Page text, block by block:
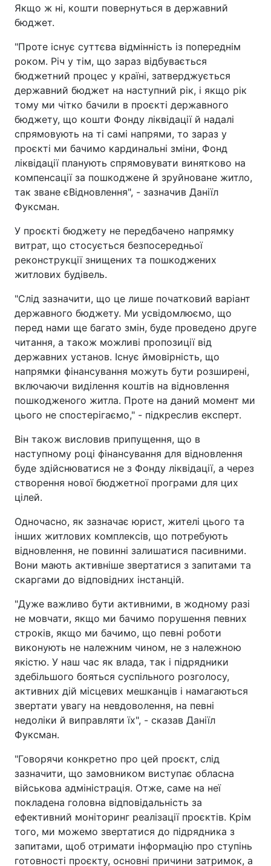
Якщо ж ні, кошти повернуться в державний
бюджет.
"Проте існує суттєва відмінність із попереднім
роком. Річ у тім, що зараз відбувається
бюджетний процес у країні, затверджується
державний бюджет на наступний рік, і якщо рік
тому ми чітко бачили в проєкті державного
бюджету, що кошти Фонду ліквідації й надалі
спрямовують на ті самі напрями, то зараз у
проєкті ми бачимо кардинальні зміни, Фонд
ліквідації планують спрямовувати винятково на
компенсації за пошкоджене й зруйноване житло,
так зване єВідновлення", - зазначив Даніїл
Фуксман.
У проєкті бюджету не передбачено напрямку
витрат, що стосується безпосередньої
реконструкції знищених та пошкоджених
житлових будівель.
"Слід зазначити, що це лише початковий варіант
державного бюджету. Ми усвідомлюємо, що
перед нами ще багато змін, буде проведено друге
читання, а також можливі пропозиції від
державних установ. Існує ймовірність, що
напрямки фінансування можуть бути розширені,
включаючи виділення коштів на відновлення
пошкодженого житла. Проте на даний момент ми
цього не спостерігаємо," - підкреслив експерт.
Він також висловив припущення, що в
наступному році фінансування для відновлення
буде здійснюватися не з Фонду ліквідації, а через
створення нової бюджетної програми для цих
цілей.
Одночасно, як зазначає юрист, жителі цього та
інших житлових комплексів, що потребують
відновлення, не повинні залишатися пасивними.
Вони мають активніше звертатися з запитами та
скаргами до відповідних інстанцій.
"Дуже важливо бути активними, в жодному разі
не мовчати, якщо ми бачимо порушення певних
строків, якщо ми бачимо, що певні роботи
виконують не належним чином, не з належною
якістю. У наш час як влада, так і підрядники
здебільшого бояться суспільного розголосу,
активних дій місцевих мешканців і намагаються
звертати увагу на невдоволення, на певні
недоліки й виправляти їх", - сказав Даніїл
Фуксман.
"Говорячи конкретно про цей проєкт, слід
зазначити, що замовником виступає обласна
військова адміністрація. Отже, саме на неї
покладена головна відповідальність за
ефективний моніторинг реалізації проєктів. Крім
того, ми можемо звертатися до підрядника з
запитами, щоб отримати інформацію про ступінь
готовності проєкту, основні причини затримок, а